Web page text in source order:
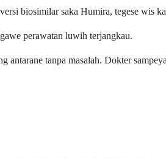
biosimilar saka Humira, tegese wis
perawatan luwih terjangkau.
tanpa masalah. Dokter